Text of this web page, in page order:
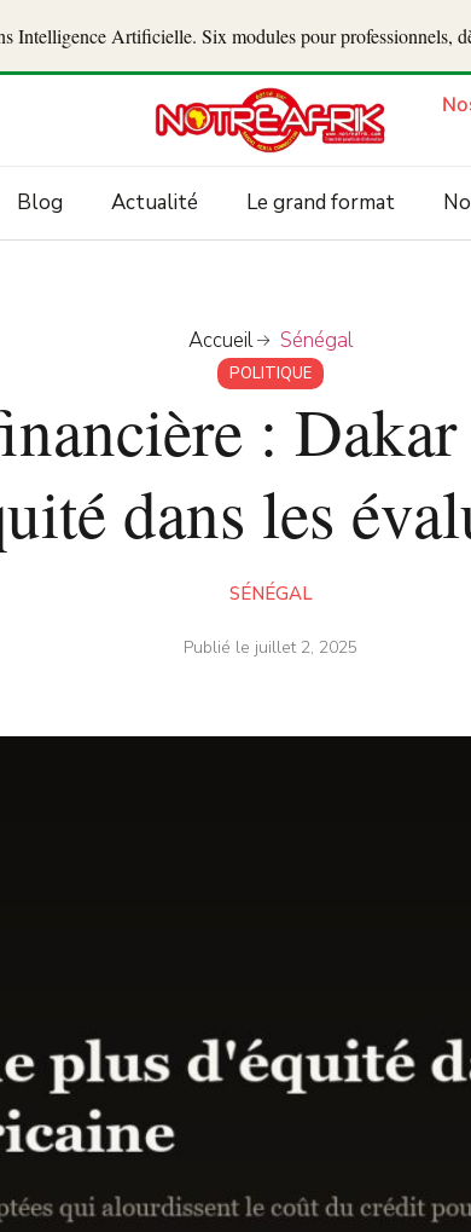
Intelligence Artificielle. Six modules pour professionnels,
Blog Actualité Le grand format
Accueil Sénégal
POLITIQUE
:
dans les
SÉNÉGAL
Publié le juillet 2, 2025